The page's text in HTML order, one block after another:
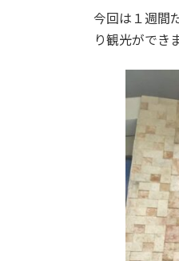
今回は１週間
り観光ができ